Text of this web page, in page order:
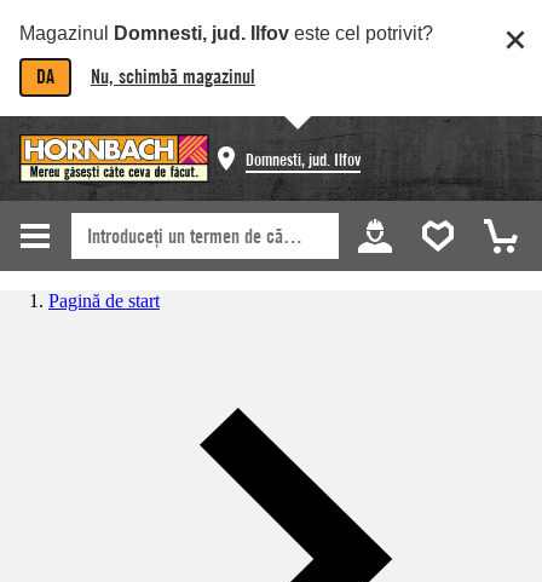
Magazinul Domnesti, jud. Ilfov este cel potrivit?
DA Nu, schimbă magazinul
Domnesti, jud. Ilfov
Pagină de start